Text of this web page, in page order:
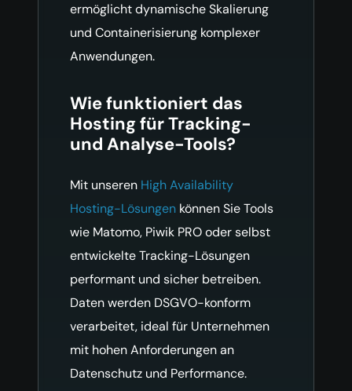
ermöglicht dynamische Skalierung
und Containerisierung komplexer
Anwendungen.
Wie funktioniert das
Hosting für Tracking-
und Analyse-Tools?
Mit unseren High Availability
Hosting-Lösungen können Sie Tools
wie Matomo, Piwik PRO oder selbst
entwickelte Tracking-Lösungen
performant und sicher betreiben.
Daten werden DSGVO-konform
verarbeitet, ideal für Unternehmen
mit hohen Anforderungen an
Datenschutz und Performance.